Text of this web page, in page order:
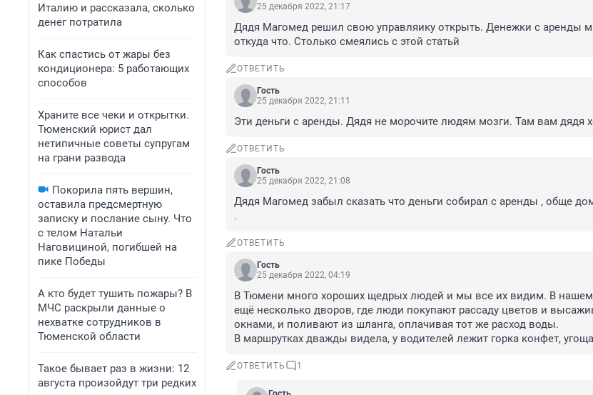
Италию и рассказала, сколько
денег потратила
Как спастись от жары без
кондиционера: 5 работающих
способов
Храните все чеки и открытки.
Тюменский юрист дал
нетипичные советы супругам
на грани развода
Покорила пять вершин,
оставила предсмертную
записку и послание сыну. Что
с телом Натальи
Наговициной, погибшей на
пике Победы
А кто будет тушить пожары? В
МЧС раскрыли данные о
нехватке сотрудников в
Тюменской области
Такое бывает раз в жизни: 12
августа произойдут три редких
25 декабря 2022, 21:17
Дядя Магомед решил свою управляику открыть. Денежки с аренды
откуда что. Столько смеялись с этой статьй
ОТВЕТИТЬ
Гость
25 декабря 2022, 21:11
Эти деньги с аренды. Дядя не морочите людям мозги. Там вам дядя
ОТВЕТИТЬ
Гость
25 декабря 2022, 21:08
Дядя Магомед забыл сказать что деньги собирал с аренды , обще
.
ОТВЕТИТЬ
Гость
25 декабря 2022, 04:19
В Тюмени много хороших щедрых людей и мы все их видим. В
ещё несколько дворов, где люди покупают рассаду цветов и
окнами, и поливают из шланга, оплачивая тот же расход воды.
В маршрутках дважды видела, у водителей лежит горка конфет,
ОТВЕТИТЬ 1